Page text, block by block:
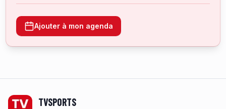
Ajouter à mon agenda
TVSPORTS